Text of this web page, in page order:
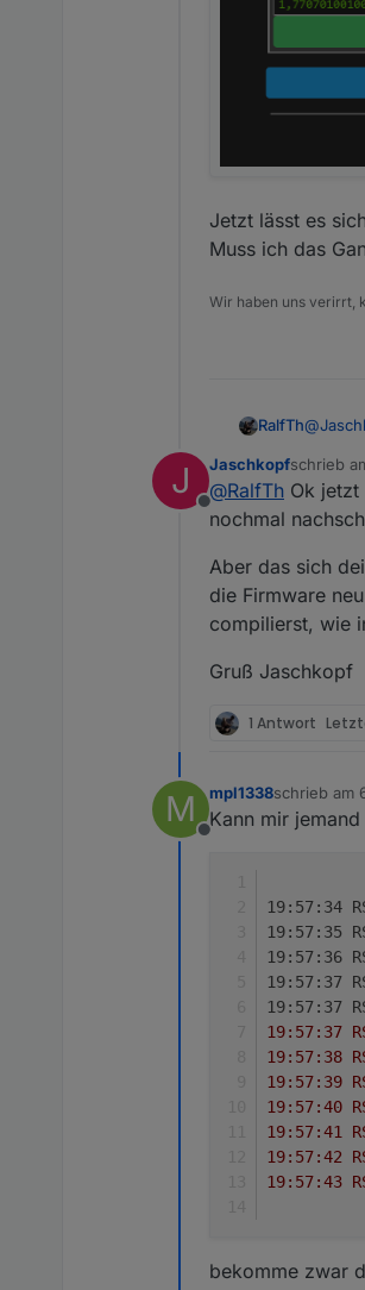
Jetzt lässt es
Muss ich das
Wir haben uns verirrt,
RalfTh@
Jetzt
Muss
J
Offline
Jaschkopfschrieb
zuletzt
@RalfTh Ok jetzt
nochmal
Aber das sich
die Firmware
compilierst, wie
Gruß Jaschkopf
1 Antwort
M
Offline
mpl1338schrieb am
zuletzt
Kann mir
19:57:34
19:57:35
19:57:36
19:57:37
19:57:37
19:57:37
19:57:38
19:57:39
19:57:40
19:57:41
19:57:42
19:57:43
bekomme zwar